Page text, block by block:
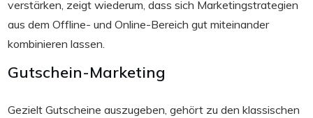
verstärken, zeigt wiederum, dass sich Marketingstrategien
aus dem Offline- und Online-Bereich gut miteinander
kombinieren lassen.
Gutschein-Marketing
Gezielt Gutscheine auszugeben, gehört zu den klassischen